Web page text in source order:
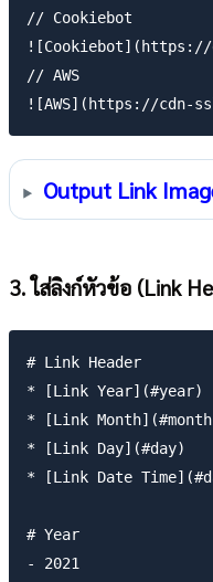
// Cookiebot
![Cookiebot](https://
// AWS
Output Link
3. ใส่ลิงก์หัวข้อ (Link
# Link Header
* [Link Year](#year)
* [Link
* [Link Day](#day)
* [Link Date
# Year
- 2021